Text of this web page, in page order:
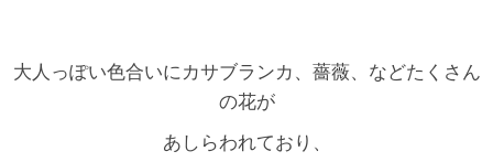
大人っぽい色合いにカサブランカ、薔薇、などたくさん
の花が
あしらわれており、